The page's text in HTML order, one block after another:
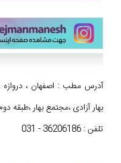
آدرس مطب : اصفهان ، دروازه
بهار آزادی ،مجتمع بهار ،طبقه دوم
تلفن : 36206186 - 031